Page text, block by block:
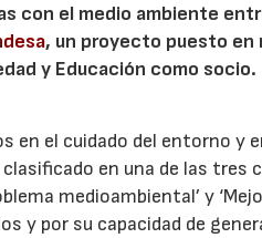
con el medio ambiente
, un proyecto puesto en
y Educación como socio.
en el cuidado del entorno y
en una de las tres
medioambiental’ y
y por su capacidad de